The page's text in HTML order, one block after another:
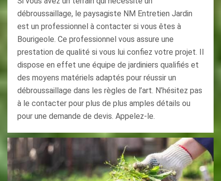
débroussaillage, le paysagiste NM Entretien Jardin
est un professionnel à contacter si vous êtes à
Bourigeole. Ce professionnel vous assure une
prestation de qualité si vous lui confiez votre projet. Il
dispose en effet une équipe de jardiniers qualifiés et
des moyens matériels adaptés pour réussir un
débroussaillage dans les règles de l’art. N’hésitez pas
à le contacter pour plus de plus amples détails ou
pour une demande de devis. Appelez-le.